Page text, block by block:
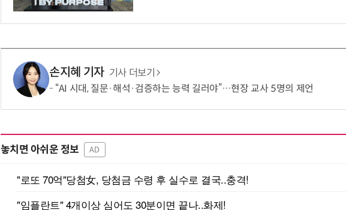
손지혜 기자 기사 더보기
“AI 시대, 질문·해석·검증하는 능력 길러야”…현장 교사 5명의 제언
놓치면 아쉬운 정보 AD